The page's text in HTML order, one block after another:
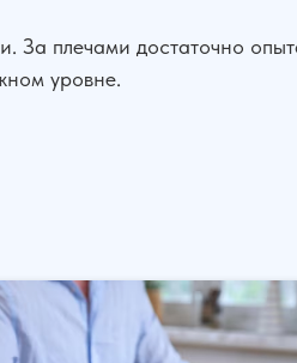
За плечами достаточно
уровне.